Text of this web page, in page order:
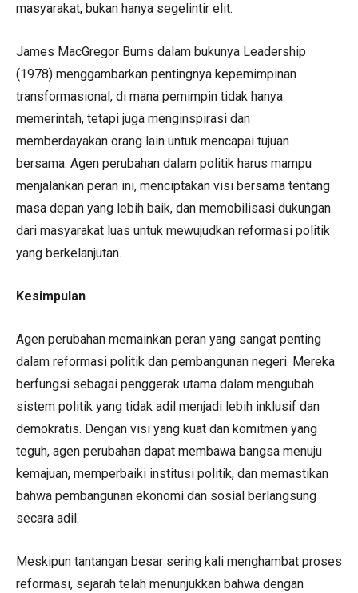
masyarakat, bukan hanya segelintir elit.
James MacGregor Burns dalam bukunya Leadership
(1978) menggambarkan pentingnya kepemimpinan
transformasional, di mana pemimpin tidak hanya
memerintah, tetapi juga menginspirasi dan
memberdayakan orang lain untuk mencapai tujuan
bersama. Agen perubahan dalam politik harus mampu
menjalankan peran ini, menciptakan visi bersama tentang
masa depan yang lebih baik, dan memobilisasi dukungan
dari masyarakat luas untuk mewujudkan reformasi politik
yang berkelanjutan.
Kesimpulan
Agen perubahan memainkan peran yang sangat penting
dalam reformasi politik dan pembangunan negeri. Mereka
berfungsi sebagai penggerak utama dalam mengubah
sistem politik yang tidak adil menjadi lebih inklusif dan
demokratis. Dengan visi yang kuat dan komitmen yang
teguh, agen perubahan dapat membawa bangsa menuju
kemajuan, memperbaiki institusi politik, dan memastikan
bahwa pembangunan ekonomi dan sosial berlangsung
secara adil.
Meskipun tantangan besar sering kali menghambat proses
reformasi, sejarah telah menunjukkan bahwa dengan